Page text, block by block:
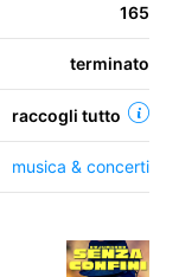
165
terminato
raccogli tutto
musica & concerti